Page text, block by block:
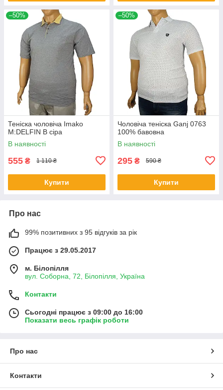
–50%
Теніска чоловіча Imako
M:DELFIN В сіра
В наявності
555 ₴ 1 110 ₴
Купити
–50%
Чоловіча теніска Ganj 0763
100% бавовна
В наявності
295 ₴ 590 ₴
Купити
Про нас
99% позитивних з 95 відгуків за рік
Працює з 29.05.2017
м. Білопілля
вул. Соборна, 72, Білопілля, Україна
Контакти
Сьогодні працює з 09:00 до 16:00
Показати весь графік роботи
Про нас
Контакти